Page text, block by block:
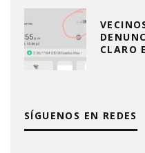
CLARO
SÍGUENOS EN REDES